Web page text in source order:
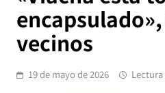
vecinos
19 de mayo de 2026